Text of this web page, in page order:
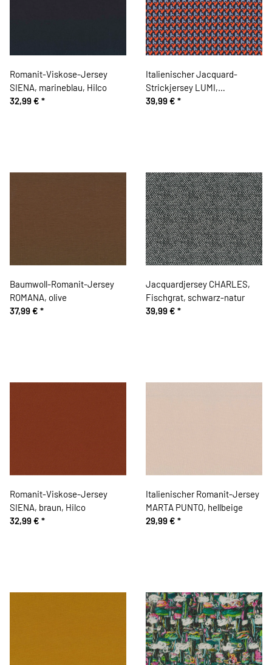
Romanit-Viskose-Jersey
SIENA, marineblau, Hilco
32,99 € *
Italienischer Jacquard-
Strickjersey LUMI,
neonorange-grau
39,99 € *
Baumwoll-Romanit-Jersey
ROMANA, olive
37,99 € *
Jacquardjersey CHARLES,
Fischgrat, schwarz-natur
39,99 € *
Romanit-Viskose-Jersey
SIENA, braun, Hilco
32,99 € *
Italienischer Romanit-Jersey
MARTA PUNTO, hellbeige
29,99 € *